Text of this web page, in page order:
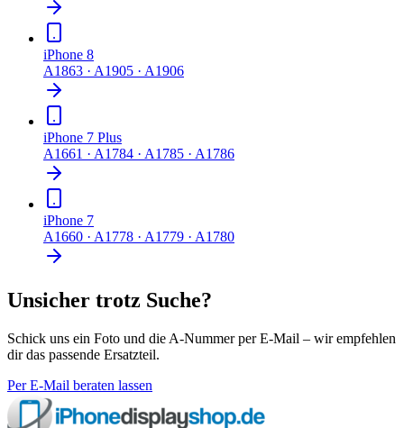
iPhone 8
A1863 · A1905 · A1906
iPhone 7 Plus
A1661 · A1784 · A1785 · A1786
iPhone 7
A1660 · A1778 · A1779 · A1780
Unsicher trotz Suche?
Schick uns ein Foto und die A-Nummer per E-Mail – wir empfehlen
dir das passende Ersatzteil.
Per E-Mail beraten lassen